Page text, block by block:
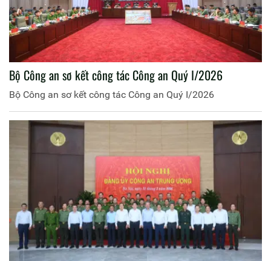
Bộ Công an sơ kết công tác Công an Quý I/2026
Bộ Công an sơ kết công tác Công an Quý I/2026